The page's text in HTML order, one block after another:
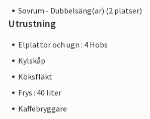
Sovrum - Dubbelsäng(ar) (2 platser)
Utrustning
Elplattor och ugn : 4 Hobs
Kylskåp
Köksfläkt
Frys : 40 liter
Kaffebryggare